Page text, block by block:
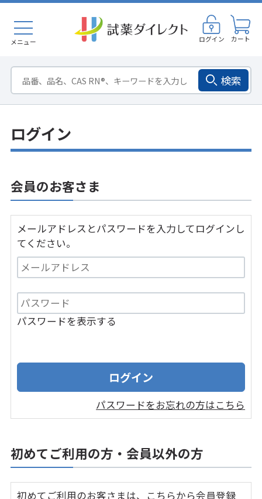
メニュー ログイン カート
検索
ログイン
会員のお客さま
メールアドレスとパスワードを入力してログインし
てください。
パスワードを表示する
パスワードをお忘れの方はこちら
初めてご利用の方・会員以外の方
初めてご利用のお客さまは、こちらから会員登録